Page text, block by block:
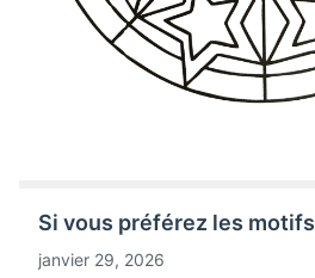
Si vous préférez les motifs
janvier 29, 2026